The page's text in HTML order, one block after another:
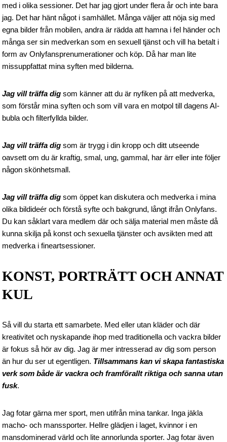
med i olika sessioner. Det har jag gjort under flera år och inte bara
jag. Det har hänt något i samhället. Många väljer att nöja sig med
egna bilder från mobilen, andra är rädda att hamna i fel händer och
många ser sin medverkan som en sexuell tjänst och vill ha betalt i
form av Onlyfansprenumerationer och köp. Då har man lite
missuppfattat mina syften med bilderna.
Jag vill träffa dig som känner att du är nyfiken på att medverka,
som förstår mina syften och som vill vara en motpol till dagens AI-
bubla och filterfyllda bilder.
Jag vill träffa digsom är trygg i din kropp och ditt utseende
oavsett om du är kraftig, smal, ung, gammal, har ärr eller inte följer
någon skönhetsmall.
Jag vill träffa dig som öppet kan diskutera och medverka i mina
olika bildideér och förstå syfte och bakgrund, långt ifrån Onlyfans.
Du kan såklart vara medlem där och sälja material men måste då
kunna skilja på konst och sexuella tjänster och avsikten med att
medverka i fineartsessioner.
KONST, PORTRÄTT OCH ANNAT
KUL
Så vill du starta ett samarbete. Med eller utan kläder och där
kreativitet och nyskapande ihop med traditionella och vackra bilder
är fokus så hör av dig. Jag är mer intresserad av dig som person
än hur du ser ut egentligen. Tillsammans kan vi skapa fantastiska
verk som både är vackra och framförallt riktiga och sanna utan
fusk.
Jag fotar gärna mer sport, men utifrån mina tankar. Inga jäkla
macho- och manssporter. Hellre glädjen i laget, kvinnor i en
mansdominerad värld och lite annorlunda sporter. Jag fotar även